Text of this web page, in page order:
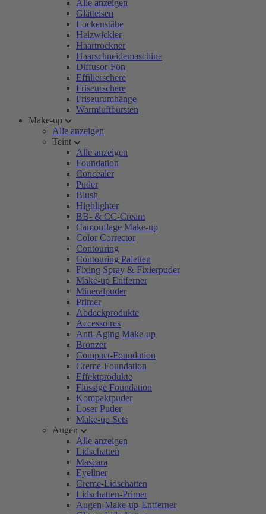
Alle anzeigen
Glätteisen
Lockenstäbe
Heizwickler
Haartrockner
Haarschneidemaschine
Diffusor-Fön
Effilierschere
Friseurschere
Friseurumhänge
Warmluftbürsten
Make-up
Alle anzeigen
Teint
Alle anzeigen
Foundation
Concealer
Puder
Blush
Highlighter
BB- & CC-Cream
Camouflage Make-up
Color Corrector
Contouring
Contouring Paletten
Fixing Spray & Fixierpuder
Make-up Entferner
Mineralpuder
Primer
Abdeckprodukte
Accessoires
Anti-Aging Make-up
Bronzer
Compact-Foundation
Creme-Foundation
Effektprodukte
Flüssige Foundation
Kompaktpuder
Loser Puder
Make-up Sets
Augen
Alle anzeigen
Lidschatten
Mascara
Eyeliner
Creme-Lidschatten
Lidschatten-Primer
Augen-Make-up-Entferner